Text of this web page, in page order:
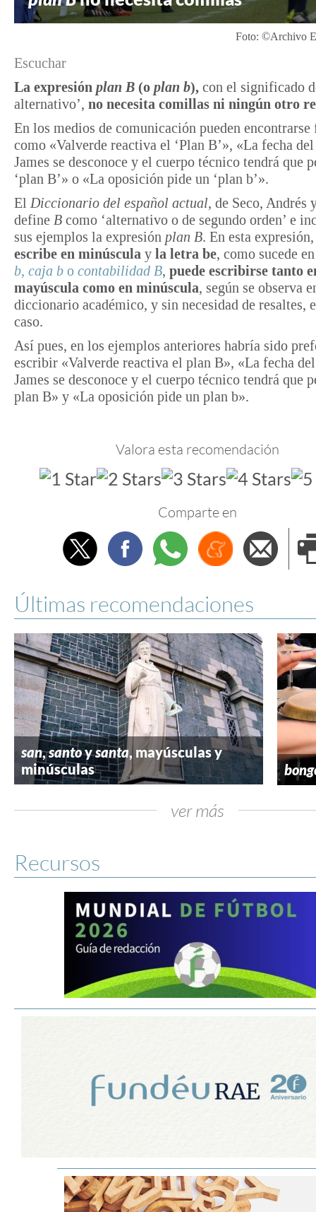
Foto: ©Archivo
Escuchar
La expresión plan B (o plan b), con el significado
alternativo’, no necesita comillas ni ningún otro
En los medios de comunicación pueden encontrarse
como «Valverde reactiva el ‘Plan B’», «La fecha
James se desconoce y el cuerpo técnico tendrá que
‘plan B’» o «La oposición pide un ‘plan b’».
El Diccionario del español actual, de Seco, Andrés
define B como ‘alternativo o de segundo orden’ e
sus ejemplos la expresión plan B. En esta
escribe en minúscula y la letra be, como sucede
b, caja b o contabilidad B, puede escribirse tanto
mayúscula como en minúscula, según se observa
diccionario académico, y sin necesidad de resaltes,
caso.
Así pues, en los ejemplos anteriores habría sido
escribir «Valverde reactiva el plan B», «La fecha
James se desconoce y el cuerpo técnico tendrá que
plan B» y «La oposición pide un plan b».
Valora esta recomendación
Comparte en
TwitterFacebookWhatsappMenéame
Últimas recomendaciones
san,santoysanta, mayúsculas y
minúsculas
ver más
Recursos